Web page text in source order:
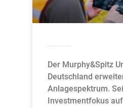
Der Murphy&Spitz
Deutschland
Anlagespektrum.
Investmentfokus